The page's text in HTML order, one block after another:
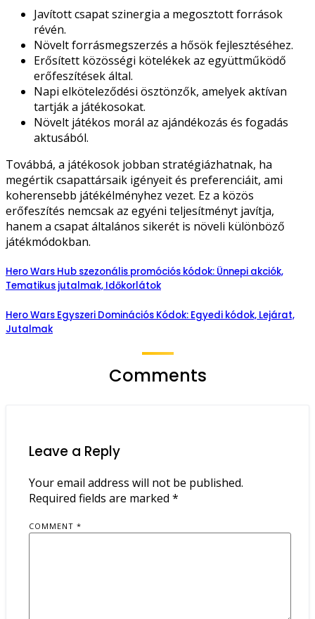
Javított csapat szinergia a megosztott források
révén.
Növelt forrásmegszerzés a hősök fejlesztéséhez.
Erősített közösségi kötelékek az együttműködő
erőfeszítések által.
Napi elköteleződési ösztönzők, amelyek aktívan
tartják a játékosokat.
Növelt játékos morál az ajándékozás és fogadás
aktusából.
Továbbá, a játékosok jobban stratégiázhatnak, ha
megértik csapattársaik igényeit és preferenciáit, ami
koherensebb játékélményhez vezet. Ez a közös
erőfeszítés nemcsak az egyéni teljesítményt javítja,
hanem a csapat általános sikerét is növeli különböző
játékmódokban.
Hero Wars Hub szezonális promóciós kódok: Ünnepi akciók,
Tematikus jutalmak, Időkorlátok
Hero Wars Egyszeri Dominációs Kódok: Egyedi kódok, Lejárat,
Jutalmak
Comments
Leave a Reply
Your email address will not be published.
Required fields are marked *
COMMENT *